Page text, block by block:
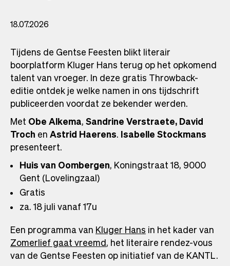
18.07.2026
Tijdens de Gentse Feesten blikt literair
boorplatform Kluger Hans terug op het opkomend
talent van vroeger. In deze gratis Throwback-
editie ontdek je welke namen in ons tijdschrift
publiceerden voordat ze bekender werden.
Met Obe Alkema,Sandrine Verstraete, David
Troch enAstrid Haerens. Isabelle Stockmans
presenteert.
Huis van Oombergen, Koningstraat 18, 9000
Gent (Lovelingzaal)
Gratis
za. 18 juli vanaf 17u
Een programma van Kluger Hans in het kader van
Zomerlief gaat vreemd, het literaire rendez-vous
van de Gentse Feesten op initiatief van de KANTL.